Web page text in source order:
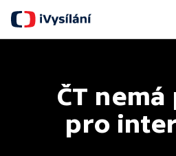
ČT nemá
pro